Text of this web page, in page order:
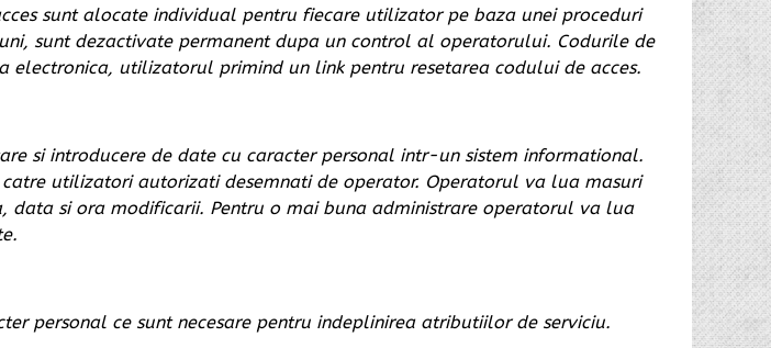
sunt alocate individual pentru fiecare utilizator pe baza unei proceduri
sunt dezactivate permanent dupa un control al operatorului. Codurile de
electronica, utilizatorul primind un link pentru resetarea codului de acces.
si introducere de date cu caracter personal intr-un sistem informational.
utilizatori autorizati desemnati de operator. Operatorul va lua masuri
data si ora modificarii. Pentru o mai buna administrare operatorul va lua
personal ce sunt necesare pentru indeplinirea atributiilor de serviciu.